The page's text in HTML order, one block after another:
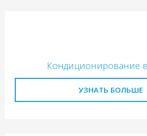
Кондиционирование
УЗНАТЬ БОЛЬШЕ